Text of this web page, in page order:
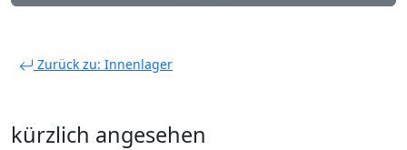
Zurück zu: Innenlager
kürzlich angesehen